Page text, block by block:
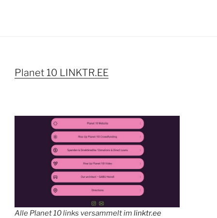
Planet 10 LINKTR.EE
Alle Planet 10 links versammelt im linktr.ee